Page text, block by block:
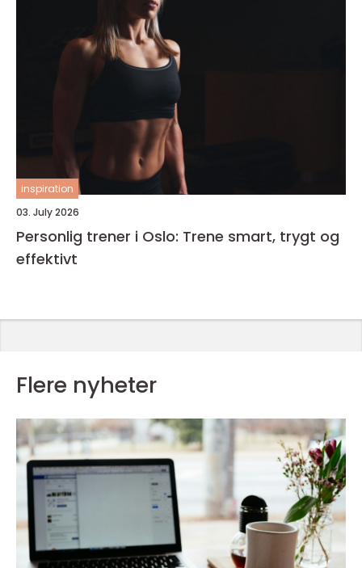
inspiration
03. July 2026
Personlig trener i Oslo: Trene smart, trygt og
effektivt
Flere nyheter